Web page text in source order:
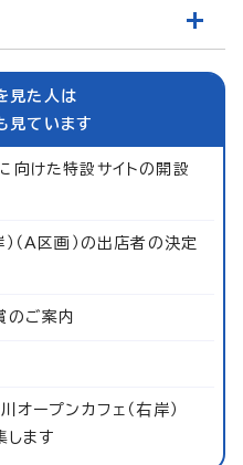
見た人は
見ています
向けた特設サイトの開設
（A区画）の出店者の決定
のご案内
オープンカフェ（右岸）
します